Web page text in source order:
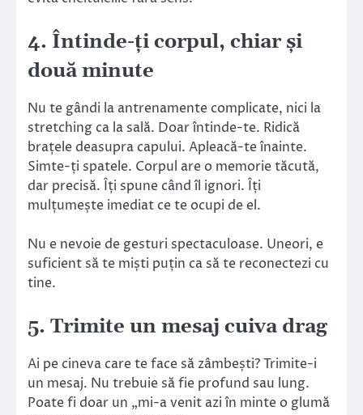
4. Întinde-ți corpul, chiar și
două minute
Nu te gândi la antrenamente complicate, nici la
stretching ca la sală. Doar întinde-te. Ridică
brațele deasupra capului. Apleacă-te înainte.
Simte-ți spatele. Corpul are o memorie tăcută,
dar precisă. Îți spune când îl ignori. Îți
mulțumește imediat ce te ocupi de el.
Nu e nevoie de gesturi spectaculoase. Uneori, e
suficient să te miști puțin ca să te reconectezi cu
tine.
5. Trimite un mesaj cuiva drag
Ai pe cineva care te face să zâmbești? Trimite-i
un mesaj. Nu trebuie să fie profund sau lung.
Poate fi doar un „mi-a venit azi în minte o glumă